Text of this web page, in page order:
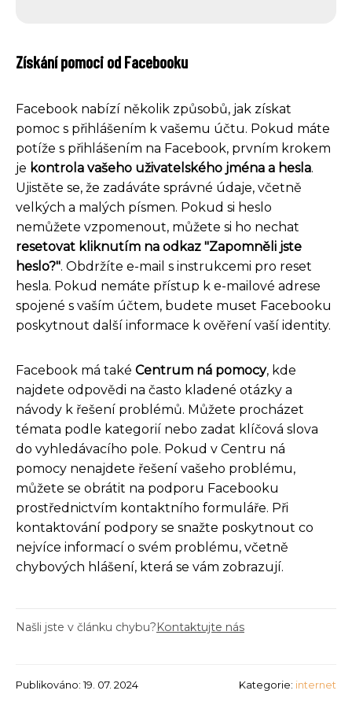
Získání pomoci od Facebooku
Facebook nabízí několik způsobů, jak získat
pomoc s přihlášením k vašemu účtu. Pokud máte
potíže s přihlášením na Facebook, prvním krokem
je kontrola vašeho uživatelského jména a hesla.
Ujistěte se, že zadáváte správné údaje, včetně
velkých a malých písmen. Pokud si heslo
nemůžete vzpomenout, můžete si ho nechat
resetovat kliknutím na odkaz "Zapomněli jste
heslo?". Obdržíte e-mail s instrukcemi pro reset
hesla. Pokud nemáte přístup k e-mailové adrese
spojené s vaším účtem, budete muset Facebooku
poskytnout další informace k ověření vaší identity.
Facebook má také Centrum ná pomocy, kde
najdete odpovědi na často kladené otázky a
návody k řešení problémů. Můžete procházet
témata podle kategorií nebo zadat klíčová slova
do vyhledávacího pole. Pokud v Centru ná
pomocy nenajdete řešení vašeho problému,
můžete se obrátit na podporu Facebooku
prostřednictvím kontaktního formuláře. Při
kontaktování podpory se snažte poskytnout co
nejvíce informací o svém problému, včetně
chybových hlášení, která se vám zobrazují.
Našli jste v článku chybu?Kontaktujte nás
Publikováno: 19. 07. 2024 Kategorie: internet